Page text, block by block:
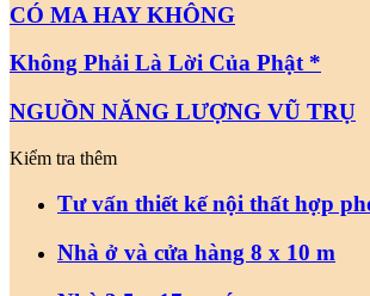
CÓ MA HAY KHÔNG
Không Phải Là Lời Của Phật *
NGUỒN NĂNG LƯỢNG VŨ TRỤ
Kiểm tra thêm
Tư vấn thiết kế nội thất hợp
Nhà ở và cửa hàng 8 x 10 m